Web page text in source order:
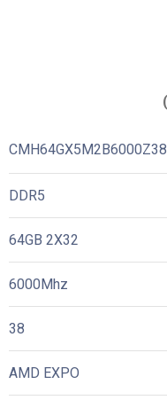
CMH64GX5M2B6000Z38
DDR5
64GB 2X32
6000Mhz
38
AMD EXPO